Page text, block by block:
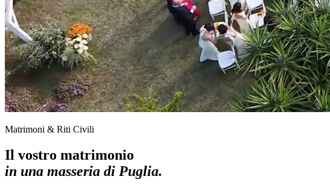
Matrimoni & Riti Civili
Il vostro matrimonio
in una masseria di Puglia.